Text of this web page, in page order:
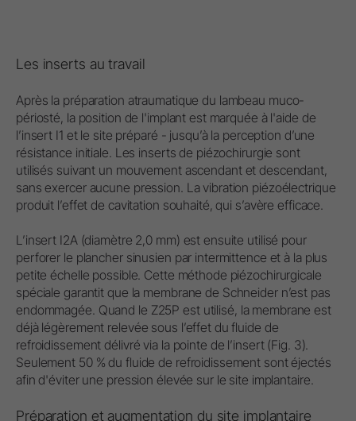
Les inserts au travail
Après la préparation atraumatique du lambeau muco-
périosté, la position de l'implant est marquée à l'aide de
l’insert I1 et le site préparé - jusqu’à la perception d’une
résistance initiale. Les inserts de piézochirurgie sont
utilisés suivant un mouvement ascendant et descendant,
sans exercer aucune pression. La vibration piézoélectrique
produit l’effet de cavitation souhaité, qui s’avère efficace.
L’insert I2A (diamètre 2,0 mm) est ensuite utilisé pour
perforer le plancher sinusien par intermittence et à la plus
petite échelle possible. Cette méthode piézochirurgicale
spéciale garantit que la membrane de Schneider n’est pas
endommagée. Quand le Z25P est utilisé, la membrane est
déjà légèrement relevée sous l’effet du fluide de
refroidissement délivré via la pointe de l’insert (Fig. 3).
Seulement 50 % du fluide de refroidissement sont éjectés
afin d'éviter une pression élevée sur le site implantaire.
Préparation et augmentation du site implantaire